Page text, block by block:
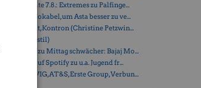
7.8.: Extremes zu Palfinge...
10 Vokabel, um Asta besser zu ve...
News: Post, Kontron (Christine Petzwin...
Drastil)
Börse zu Mittag schwächer: Bajaj Mo...
Inputs auf Spotify zu u.a. Jugend fr...
Trends: VIG, AT&S, Erste Group, Verbun...